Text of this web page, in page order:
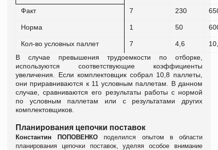
Факт 7 230
Норма 1 50
Кол-во условных паллет 7 4,6
В случае превышения трудоемкости по отборке,
используются соответствующие коэффициенты
увеличения. Если комплектовщик собрал 10,8 паллеты,
они приравниваются к 11 условным паллетам. В данном
случае, сравниваются его результаты работы с нормой
по условным паллетам или с результатами других
комплектовщиков.
Планирования цепочки поставок
Константин ПОПОВЕНКО поделился опытом в области
планирования цепочки поставок, уделяя особое внимание